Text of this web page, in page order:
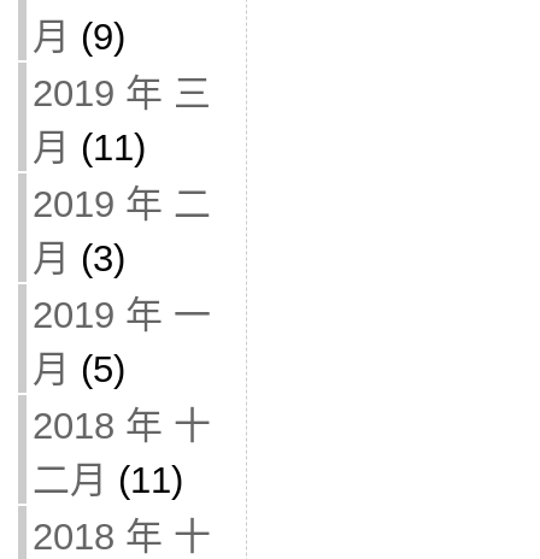
月 (9)
2019 年 三
月 (11)
2019 年 二
月 (3)
2019 年 一
月 (5)
2018 年 十
二月 (11)
2018 年 十